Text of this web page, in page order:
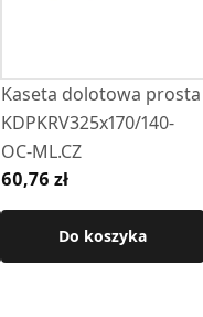
Kaseta dolotowa prosta
KDPKRV325x170/140-
OC-ML.CZ
60,76 zł
Do koszyka